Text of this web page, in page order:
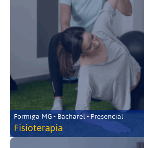
Formiga-MG • Bacharel • Presencial
Fisioterapia